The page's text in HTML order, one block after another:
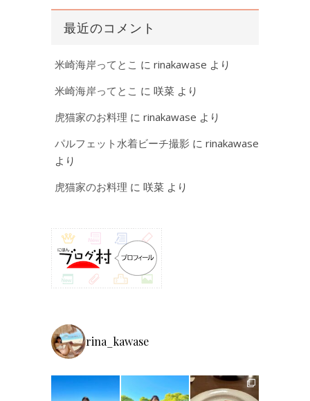
最近のコメント
米崎海岸ってとこ に rinakawase より
米崎海岸ってとこ に 咲菜 より
虎猫家のお料理 に rinakawase より
パルフェット水着ビーチ撮影 に rinakawase
より
虎猫家のお料理 に 咲菜 より
rina_kawase